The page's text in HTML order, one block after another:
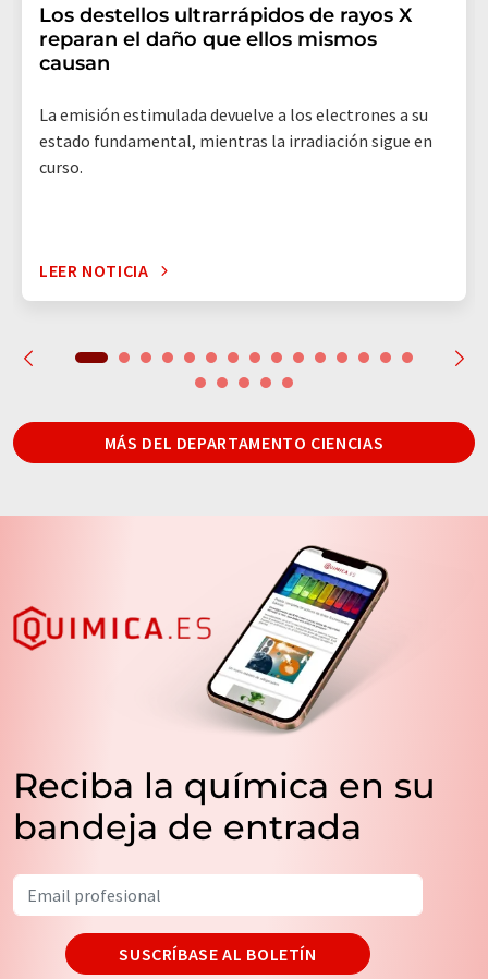
Los destellos ultrarrápidos de rayos X
reparan el daño que ellos mismos
causan
La emisión estimulada devuelve a los electrones a su
estado fundamental, mientras la irradiación sigue en
curso.
LEER NOTICIA
MÁS DEL DEPARTAMENTO CIENCIAS
Reciba la química en su
bandeja de entrada
SUSCRÍBASE AL BOLETÍN